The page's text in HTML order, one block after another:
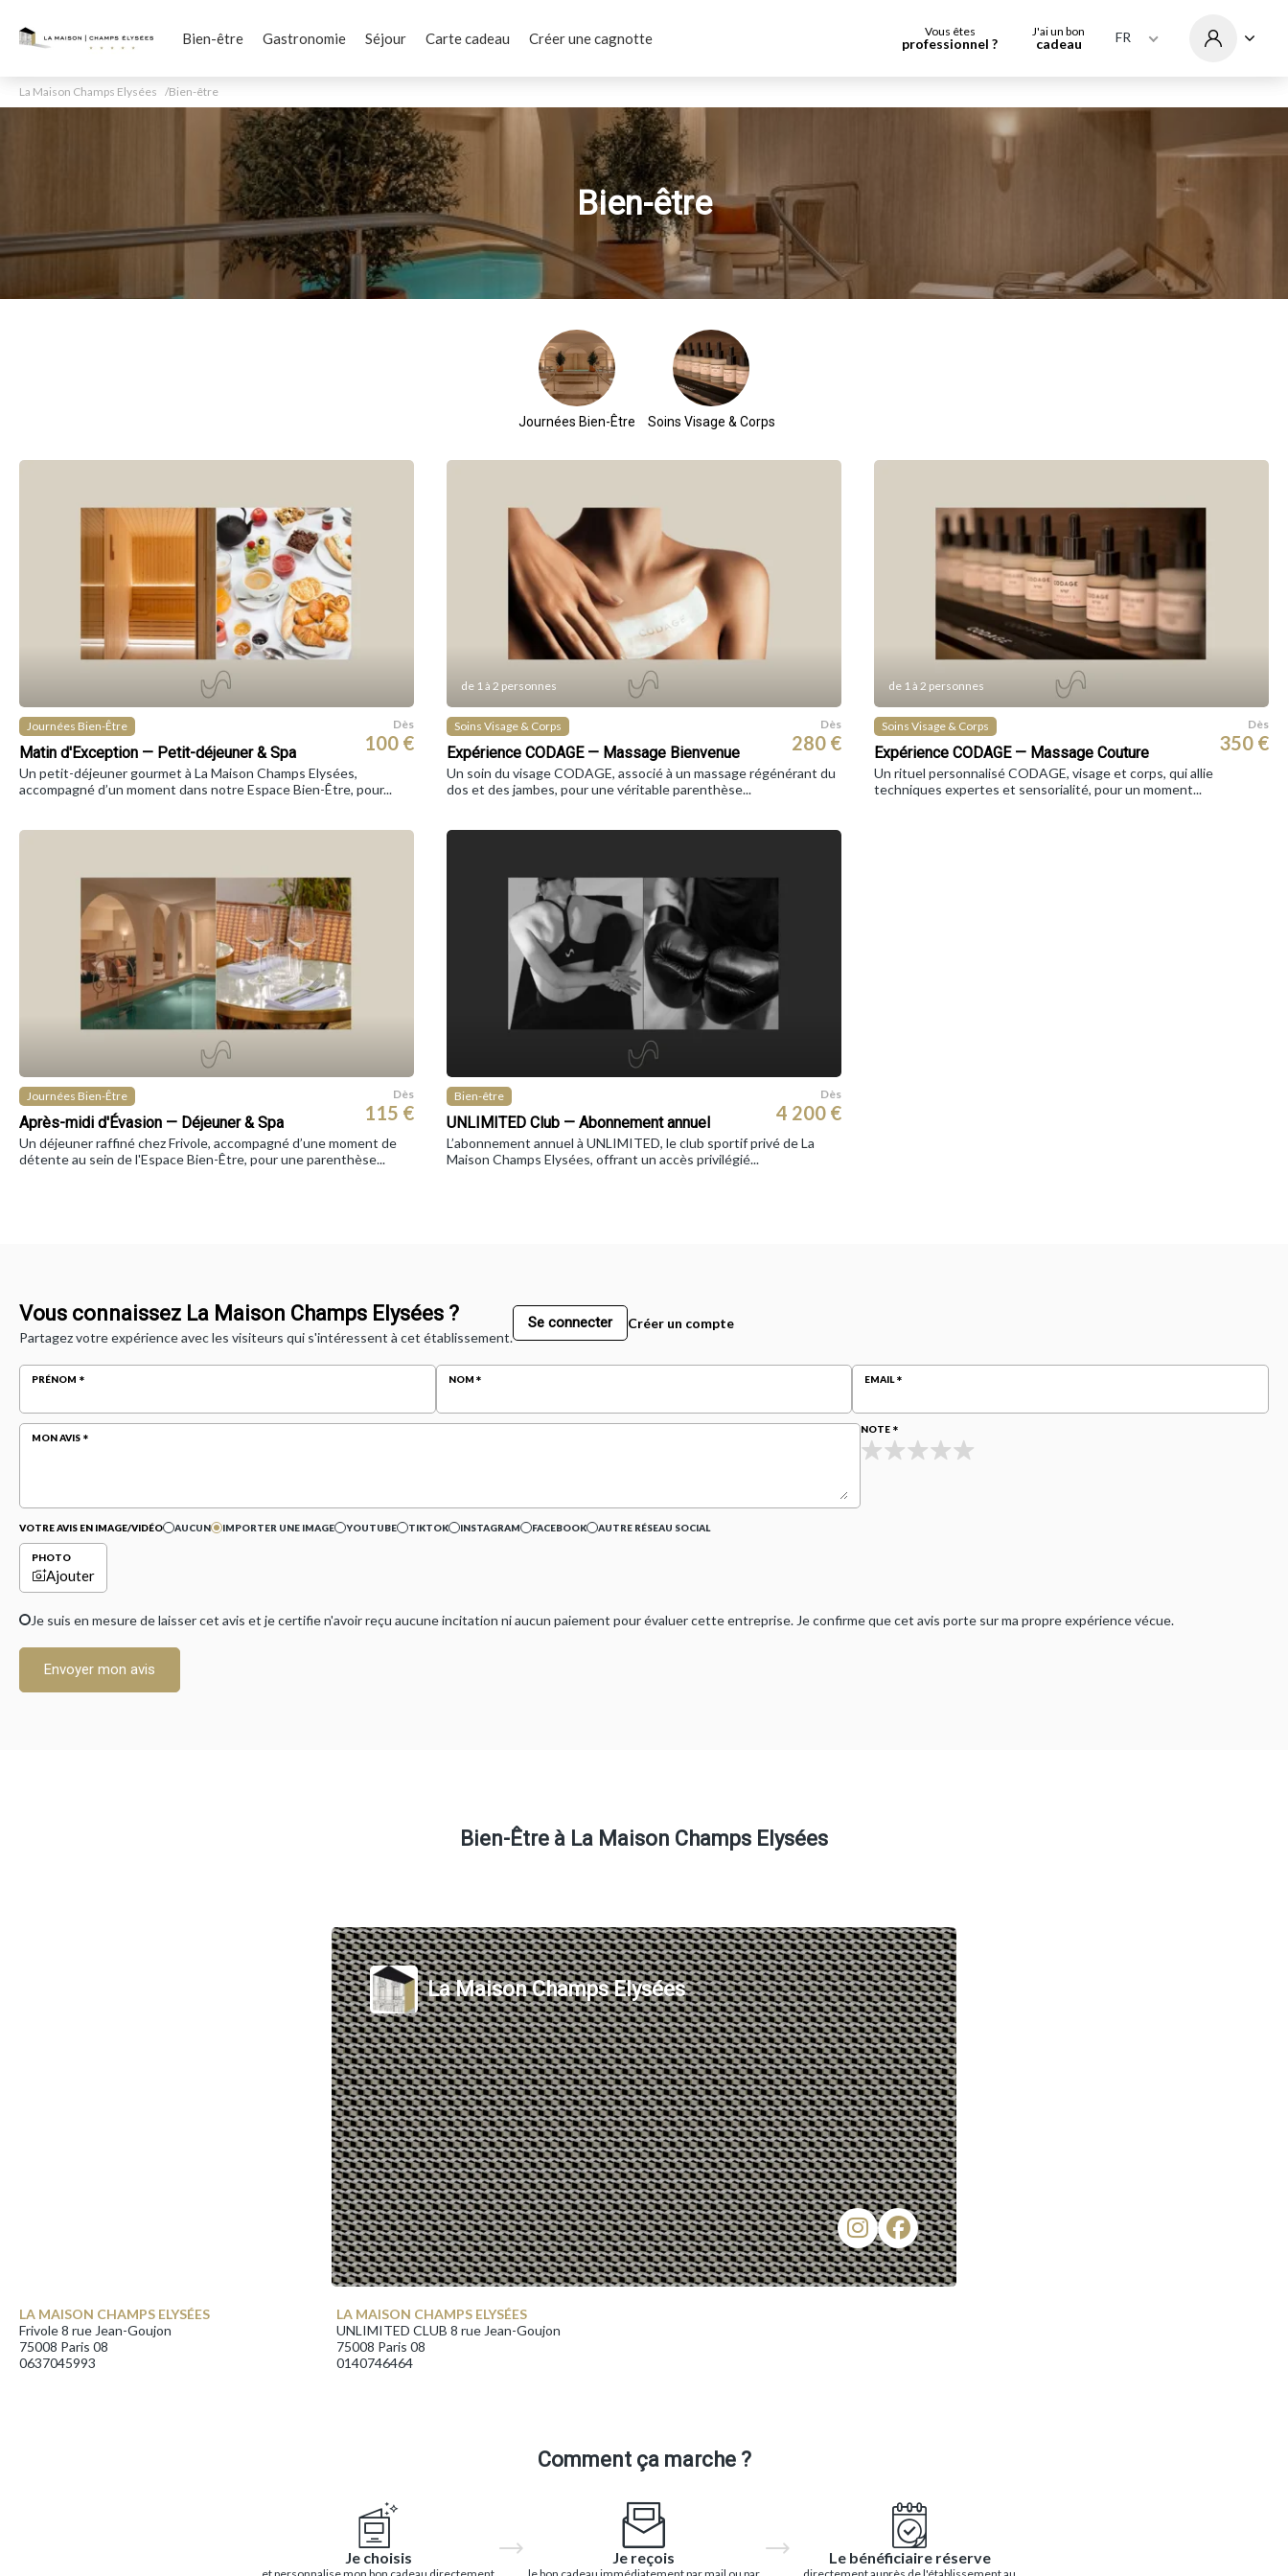
Bien-être Gastronomie Séjour Carte cadeau Créer une cagnotte Vous êtes
professionnel ?
J'ai un bon
cadeau FR
La Maison Champs Elysées Bien-être
Bien-être
Journées Bien-Être Soins Visage & Corps
Journées Bien-Être
Matin d'Exception — Petit-déjeuner & Spa
Dès
100 €
Un petit-déjeuner gourmet à La Maison Champs Elysées,
accompagné d’un moment dans notre Espace Bien-Être, pour...
de 1 à 2 personnes
Soins Visage & Corps
Expérience CODAGE — Massage Bienvenue
Dès
280 €
Un soin du visage CODAGE, associé à un massage régénérant du
dos et des jambes, pour une véritable parenthèse...
de 1 à 2 personnes
Soins Visage & Corps
Expérience CODAGE — Massage Couture
Dès
350 €
Un rituel personnalisé CODAGE, visage et corps, qui allie
techniques expertes et sensorialité, pour un moment...
Journées Bien-Être
Après-midi d'Évasion — Déjeuner & Spa
Dès
115 €
Un déjeuner raffiné chez Frivole, accompagné d’une moment de
détente au sein de l'Espace Bien-Être, pour une parenthèse...
Bien-être
UNLIMITED Club — Abonnement annuel
Dès
4 200 €
L’abonnement annuel à UNLIMITED, le club sportif privé de La
Maison Champs Elysées, offrant un accès privilégié...
Vous connaissez La Maison Champs Elysées ?
Partagez votre expérience avec les visiteurs qui s'intéressent à cet établissement.
Se connecter Créer un compte
PRÉNOM NOM EMAIL
MON AVIS
NOTE
VOTRE AVIS EN IMAGE/VIDÉO AUCUN IMPORTER UNE IMAGE YOUTUBE TIKTOK INSTAGRAM FACEBOOK AUTRE RÉSEAU SOCIAL
PHOTO
Ajouter
Je suis en mesure de laisser cet avis et je certifie n'avoir reçu aucune incitation ni aucun paiement pour évaluer cette entreprise. Je confirme que cet avis porte sur ma propre expérience vécue.
Envoyer mon avis
Bien-Être à La Maison Champs Elysées
La Maison Champs Elysées
LA MAISON CHAMPS ELYSÉES
Frivole 8 rue Jean-Goujon
75008 Paris 08
0637045993
LA MAISON CHAMPS ELYSÉES
UNLIMITED CLUB 8 rue Jean-Goujon
75008 Paris 08
0140746464
Comment ça marche ?
Je choisis Je reçois Le bénéficiaire réserve